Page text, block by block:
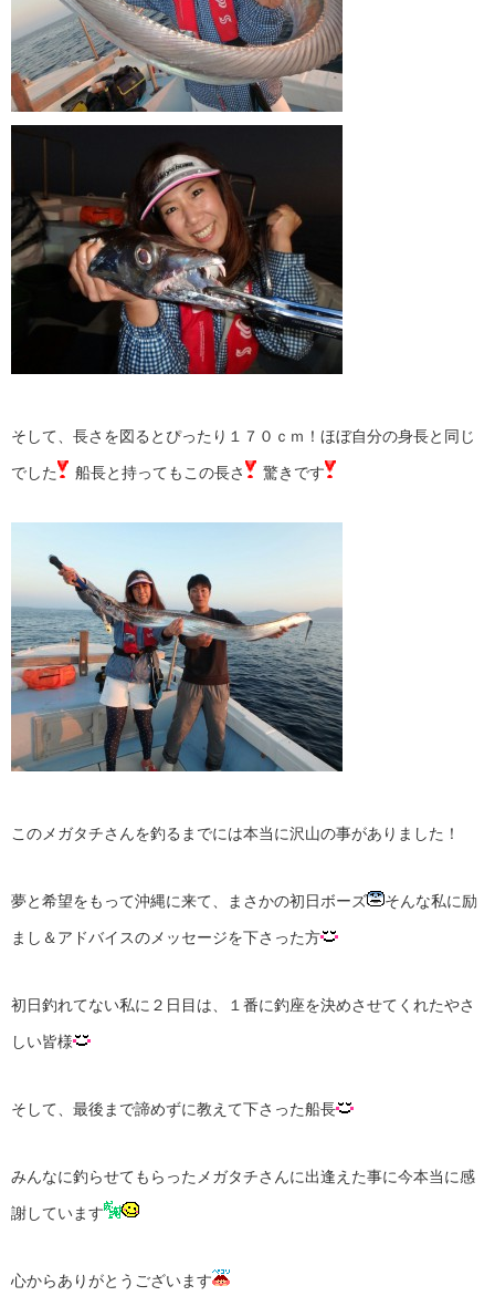
そして、長さを図るとぴったり１７０ｃｍ！ほぼ自分の身長と同じ
でした 船長と持ってもこの長さ 驚きです
このメガタチさんを釣るまでには本当に沢山の事がありました！
夢と希望をもって沖縄に来て、まさかの初日ボーズ そんな私に励
まし＆アドバイスのメッセージを下さった方
初日釣れてない私に２日目は、１番に釣座を決めさせてくれたやさ
しい皆様
そして、最後まで諦めずに教えて下さった船長
みんなに釣らせてもらったメガタチさんに出逢えた事に今本当に感
謝しています
心からありがとうございます